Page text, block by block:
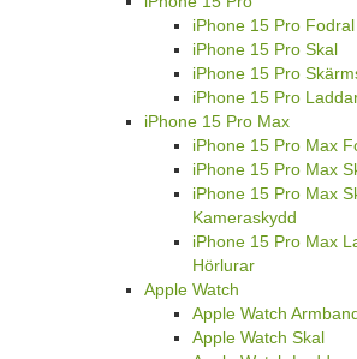
iPhone 15 Plus Skal
iPhone 15 Plus
iPhone 15 Plus
iPhone 15 Pro
iPhone 15 Pro Fodral
iPhone 15 Pro Skal
iPhone 15 Pro
iPhone 15 Pro
iPhone 15 Pro Max
iPhone 15 Pro Max
iPhone 15 Pro Max
iPhone 15 Pro Max
Kameraskydd
iPhone 15 Pro Max
Hörlurar